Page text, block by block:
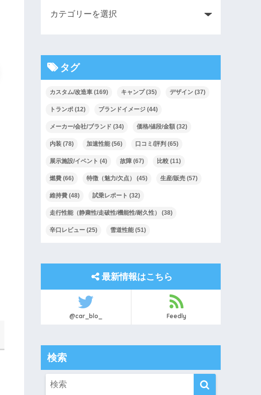
タグ
カスタム/改造車 (169) キャンプ(35) デザイン (37)
トランポ (12) ブランドイメージ (44)
メーカー/会社/ブランド (34) 価格/値段/金額 (32)
内装 (78) 加速性能 (56) 口コミ/評判 (65)
展示施設/イベント (4) 故障 (67) 比較 (11)
燃費 (66) 特徴（魅力/欠点） (45) 生産/販売 (57)
維持費 (48) 試乗レポート (32)
走行性能（静粛性/走破性/機能性/耐久性） (38)
辛口レビュー (25) 雪道性能 (51)
最新情報はこちら
@car_blo_ Feedly
検索